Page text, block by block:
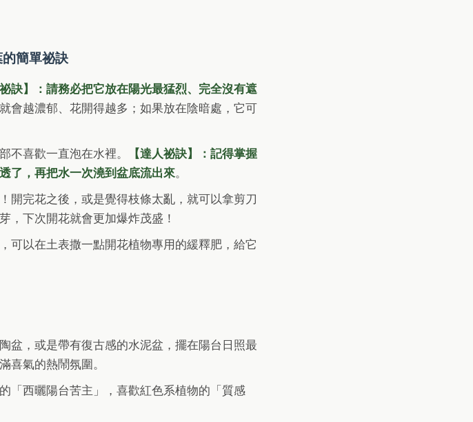
簡單祕訣
祕訣】：請務必把它放在陽光最猛烈、完全沒有遮
會越濃郁、花開得越多；如果放在陰暗處，它可
不喜歡一直泡在水裡。
【達人祕訣】：記得掌握
了，再把水一次澆到盆底流出來。
開完花之後，或是覺得枝條太亂，就可以拿剪刀
，下次開花就會更加爆炸茂盛！
可以在土表撒一點開花植物專用的緩釋肥，給它
盆，或是帶有復古感的水泥盆，擺在陽台日照最
喜氣的熱鬧氛圍。
「西曬陽台苦主」，喜歡紅色系植物的「質感